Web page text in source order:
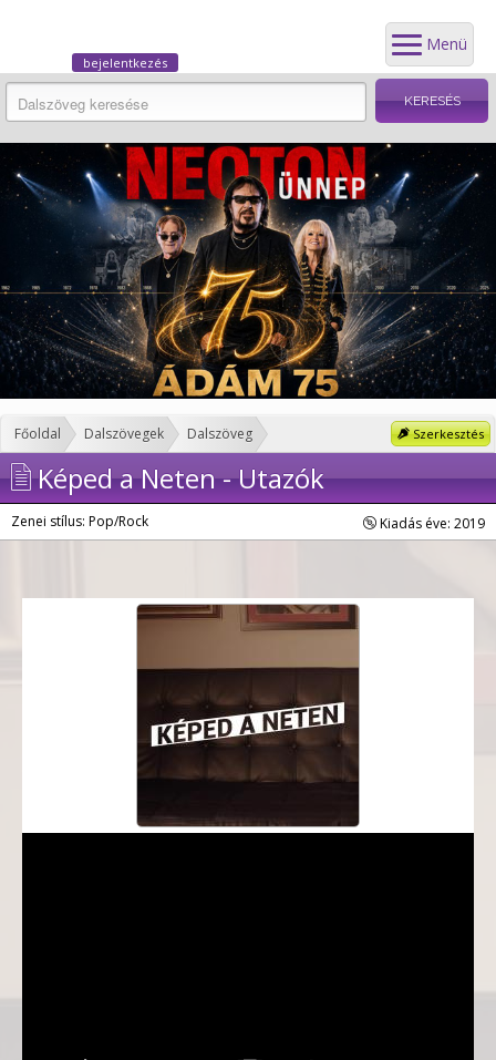
Menü
bejelentkezés
Szerkesztés
Főoldal Dalszövegek Dalszöveg
Képed a Neten - Utazók
Zenei stílus: Pop/Rock Kiadás éve: 2019